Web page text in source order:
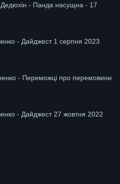
- Панда насущна - 17
- Дайджест 1 серпня 2023
- Переможці про перемовини
- Дайджест 27 жовтня 2022